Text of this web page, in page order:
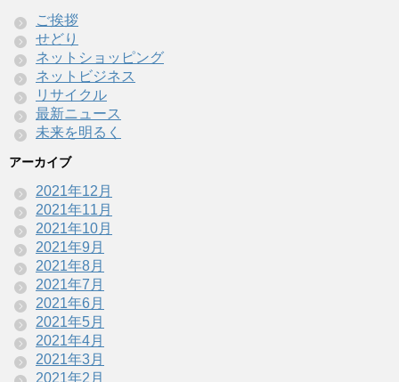
ご挨拶
せどり
ネットショッピング
ネットビジネス
リサイクル
最新ニュース
未来を明るく
アーカイブ
2021年12月
2021年11月
2021年10月
2021年9月
2021年8月
2021年7月
2021年6月
2021年5月
2021年4月
2021年3月
2021年2月